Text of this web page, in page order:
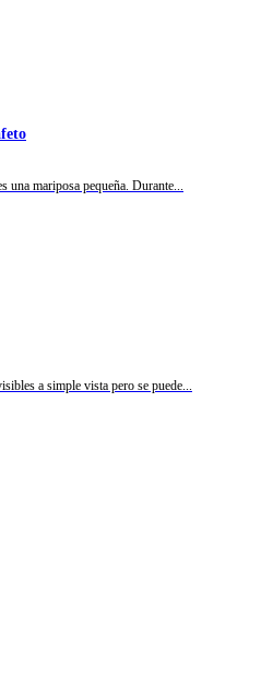
una mariposa pequeña. Durante...
a simple vista pero se puede...